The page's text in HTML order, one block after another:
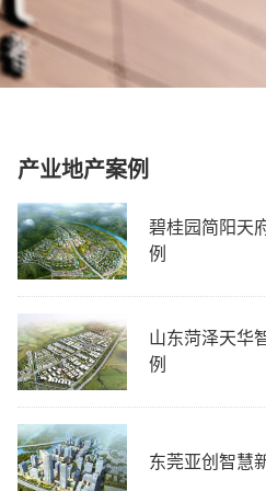
产业地产案例
碧桂园简阳天
例
山东菏泽天华
例
东莞亚创智慧